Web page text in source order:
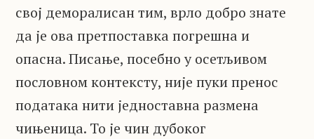
свој деморалисан тим, врло добро знате
да је ова претпоставка погрешна и
опасна. Писање, посебно у осетљивом
пословном контексту, није пуки пренос
података нити једноставна размена
чињеница. То је чин дубоког